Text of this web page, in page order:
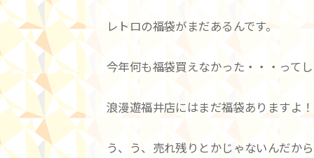
レトロの福袋がまだあるんです。
今年何も福袋買えなかった・・・って
浪漫遊福井店にはまだ福袋ありますよ
う、う、売れ残りとかじゃないんだか